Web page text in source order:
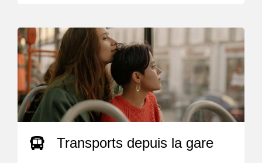
Transports depuis la gare